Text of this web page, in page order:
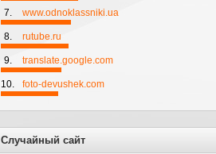
7. www.odnoklassniki.ua
8. rutube.ru
9. translate.google.com
10. foto-devushek.com
Случайный сайт